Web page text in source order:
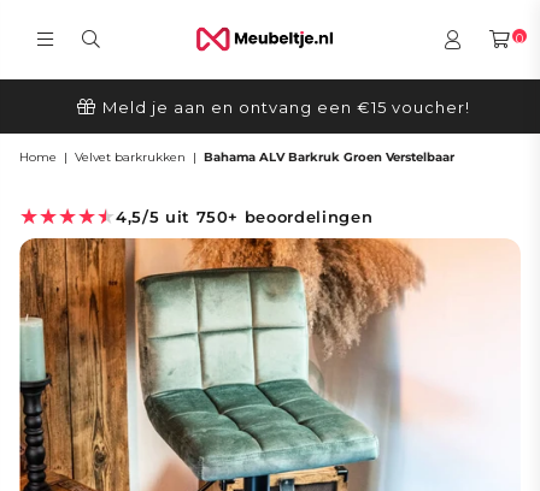
MEUBELTJE.NL
0
Meld je aan en ontvang een €15 voucher!
Home | Velvet barkrukken | Bahama ALV Barkruk Groen Verstelbaar
★★★★★
★★★★★4,5/5 uit 750+ beoordelingen